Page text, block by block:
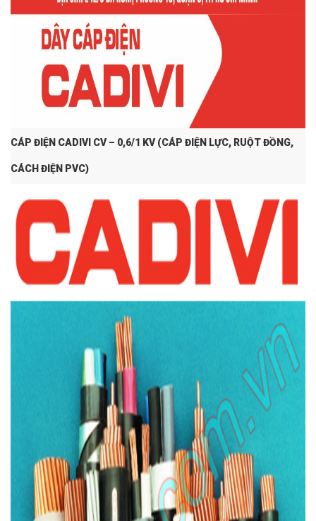
CÁP ĐIỆN CADIVI CV – 0,6/1 KV (CÁP ĐIỆN LỰC, RUỘT ĐỒNG,
CÁCH ĐIỆN PVC)